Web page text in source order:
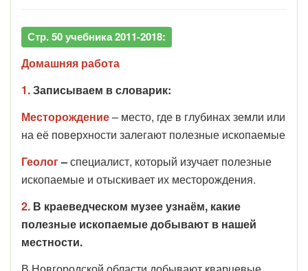
Стр. 50 учебника 2011-2018:
Домашняя работа
1.Записываем в словарик:
Месторождение– место, где в глубинах земли или
на её поверхности залегают полезные ископаемые
Геолог–специалист, который изучает полезные
ископаемые и отыскивает их месторождения.
2. В краеведческом музее узнаём, какие
полезные ископаемые добывают в нашей
местности.